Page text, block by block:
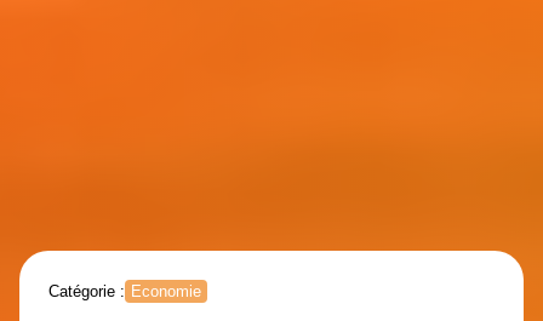
Catégorie : Economie